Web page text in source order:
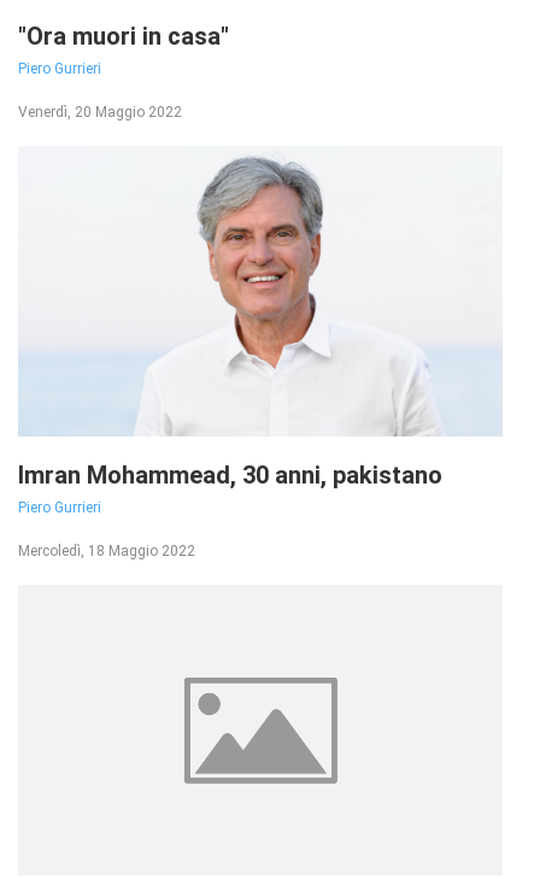
"Ora muori in casa"
Piero Gurrieri
Venerdì, 20 Maggio 2022
Imran Mohammead, 30 anni, pakistano
Piero Gurrieri
Mercoledì, 18 Maggio 2022